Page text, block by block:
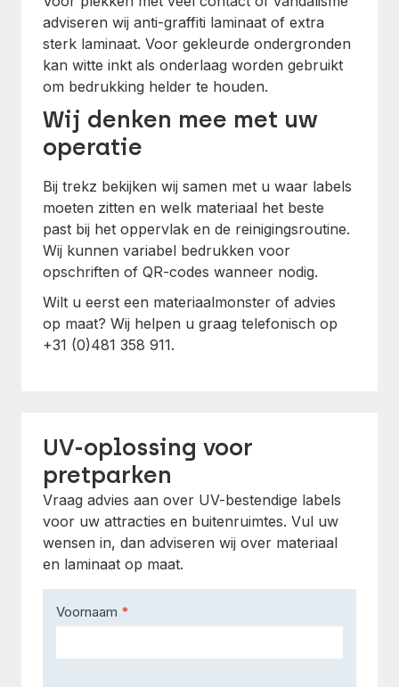
adviseren wij anti-graffiti laminaat of extra
sterk laminaat. Voor gekleurde ondergronden
kan witte inkt als onderlaag worden gebruikt
om bedrukking helder te houden.
Wij denken mee met uw
operatie
Bij trekz bekijken wij samen met u waar labels
moeten zitten en welk materiaal het beste
past bij het oppervlak en de reinigingsroutine.
Wij kunnen variabel bedrukken voor
opschriften of QR-codes wanneer nodig.
Wilt u eerst een materiaalmonster of advies
op maat? Wij helpen u graag telefonisch op
+31 (0)481 358 911.
UV-oplossing voor
pretparken
Vraag advies aan over UV-bestendige labels
voor uw attracties en buitenruimtes. Vul uw
wensen in, dan adviseren wij over materiaal
en laminaat op maat.
Contact
Us
Voornaam *